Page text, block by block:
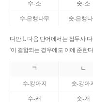
수-소 숫-소
수-은행나무 숫-은행
다만 1. 다음 단어에서는 접두사
'이 결합되는 경우에도 이에 준한
ㄱ ㄴ
수-캉아지 숫-강아
수-캐 숫-개